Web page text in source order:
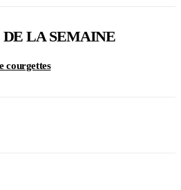
LA SEMAINE
courgettes